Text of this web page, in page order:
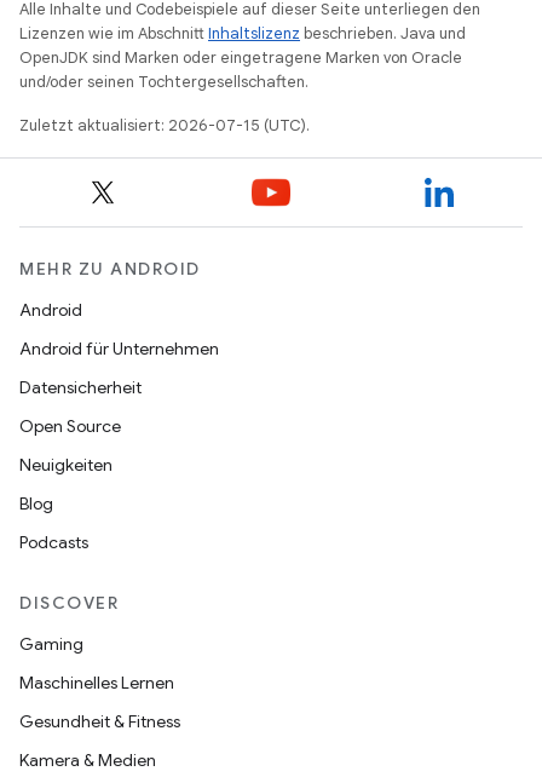
Alle Inhalte und Codebeispiele auf dieser Seite unterliegen den
Lizenzen wie im AbschnittInhaltslizenz beschrieben. Java und
OpenJDK sind Marken oder eingetragene Marken von Oracle
und/oder seinen Tochtergesellschaften.
Zuletzt aktualisiert: 2026-07-15 (UTC).
MEHR ZU ANDROID
Android
Android für Unternehmen
Datensicherheit
Open Source
Neuigkeiten
Blog
Podcasts
DISCOVER
Gaming
Maschinelles Lernen
Gesundheit & Fitness
Kamera & Medien